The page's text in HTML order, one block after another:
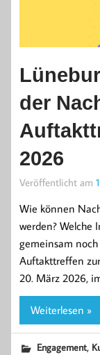
der
2026
Veröffentlicht am
Wie können
werden? Welche
gemeinsam
Auftakttreffen
20. März 2026,
Weiterlesen »
Engagement,